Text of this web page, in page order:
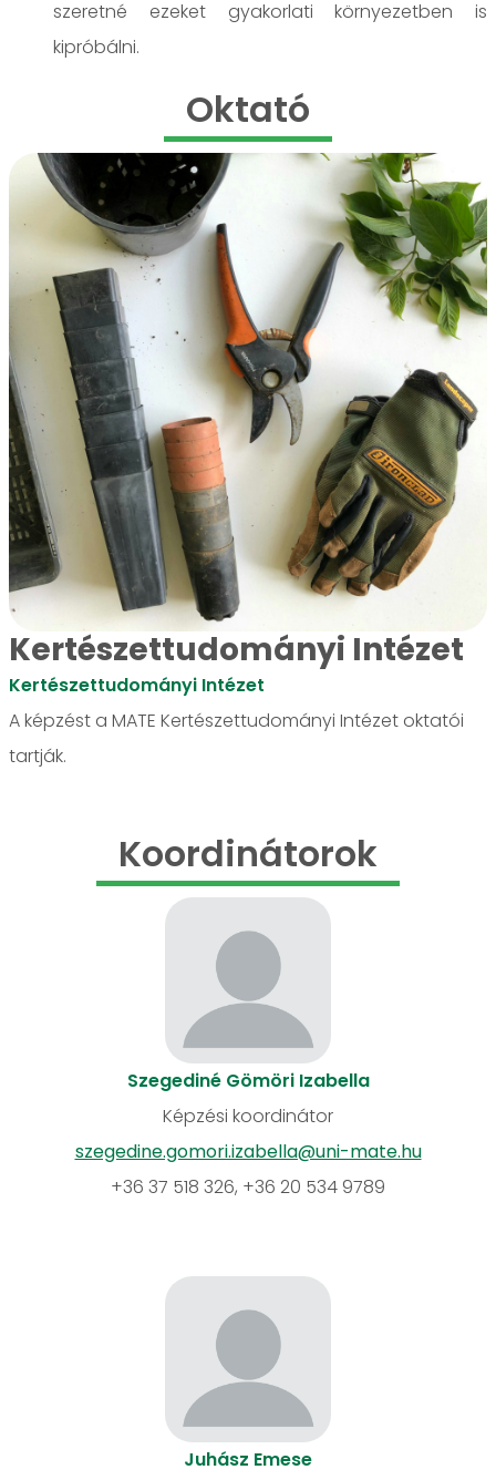
szeretné ezeket gyakorlati környezetben is
kipróbálni.
Oktató
Kertészettudományi Intézet
Kertészettudományi Intézet
A képzést a MATE Kertészettudományi Intézet oktatói
tartják.
Koordinátorok
Szegediné Gömöri Izabella
Képzési koordinátor
szegedine.gomori.izabella@uni-mate.hu
+36 37 518 326, +36 20 534 9789
Juhász Emese